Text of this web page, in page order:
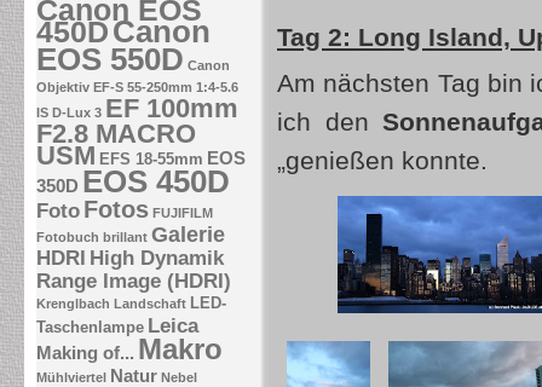
Canon EOS
450DCanon
EOS 550D Canon
Objektiv EF-S 55-250mm 1:4-5.6
IS D-Lux 3 EF 100mm
F2.8 MACRO
USM EFS 18-55mm EOS
350D EOS 450D
Foto Fotos FUJIFILM
Fotobuch brillant Galerie
HDRI High Dynamik
Range Image (HDRI)
Krenglbach Landschaft LED-
Taschenlampe Leica
Making of... Makro
Mühlviertel Natur Nebel
Tag 2: Long Island,
Am nächsten Tag bin
ich den
„genießen konnte.